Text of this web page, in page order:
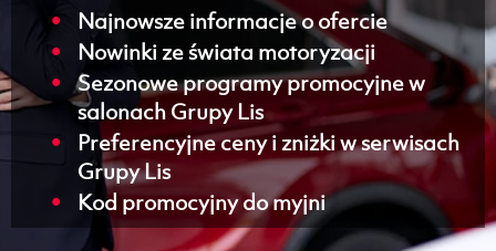
Najnowsze informacje o ofercie
Nowinki ze świata motoryzacji
Sezonowe programy promocyjne w
salonach Grupy Lis
Preferencyjne ceny i zniżki w serwisach
Grupy Lis
Kod promocyjny do myjni